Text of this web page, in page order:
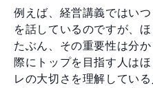
例えば、経営講義ではい
を話しているのですが、
たぶん、その重要性は分
際にトップを目指す人は
レの大切さを理解してい